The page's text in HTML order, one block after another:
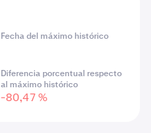
Fecha del máximo histórico
Diferencia porcentual respecto
al máximo histórico
-80,47 %